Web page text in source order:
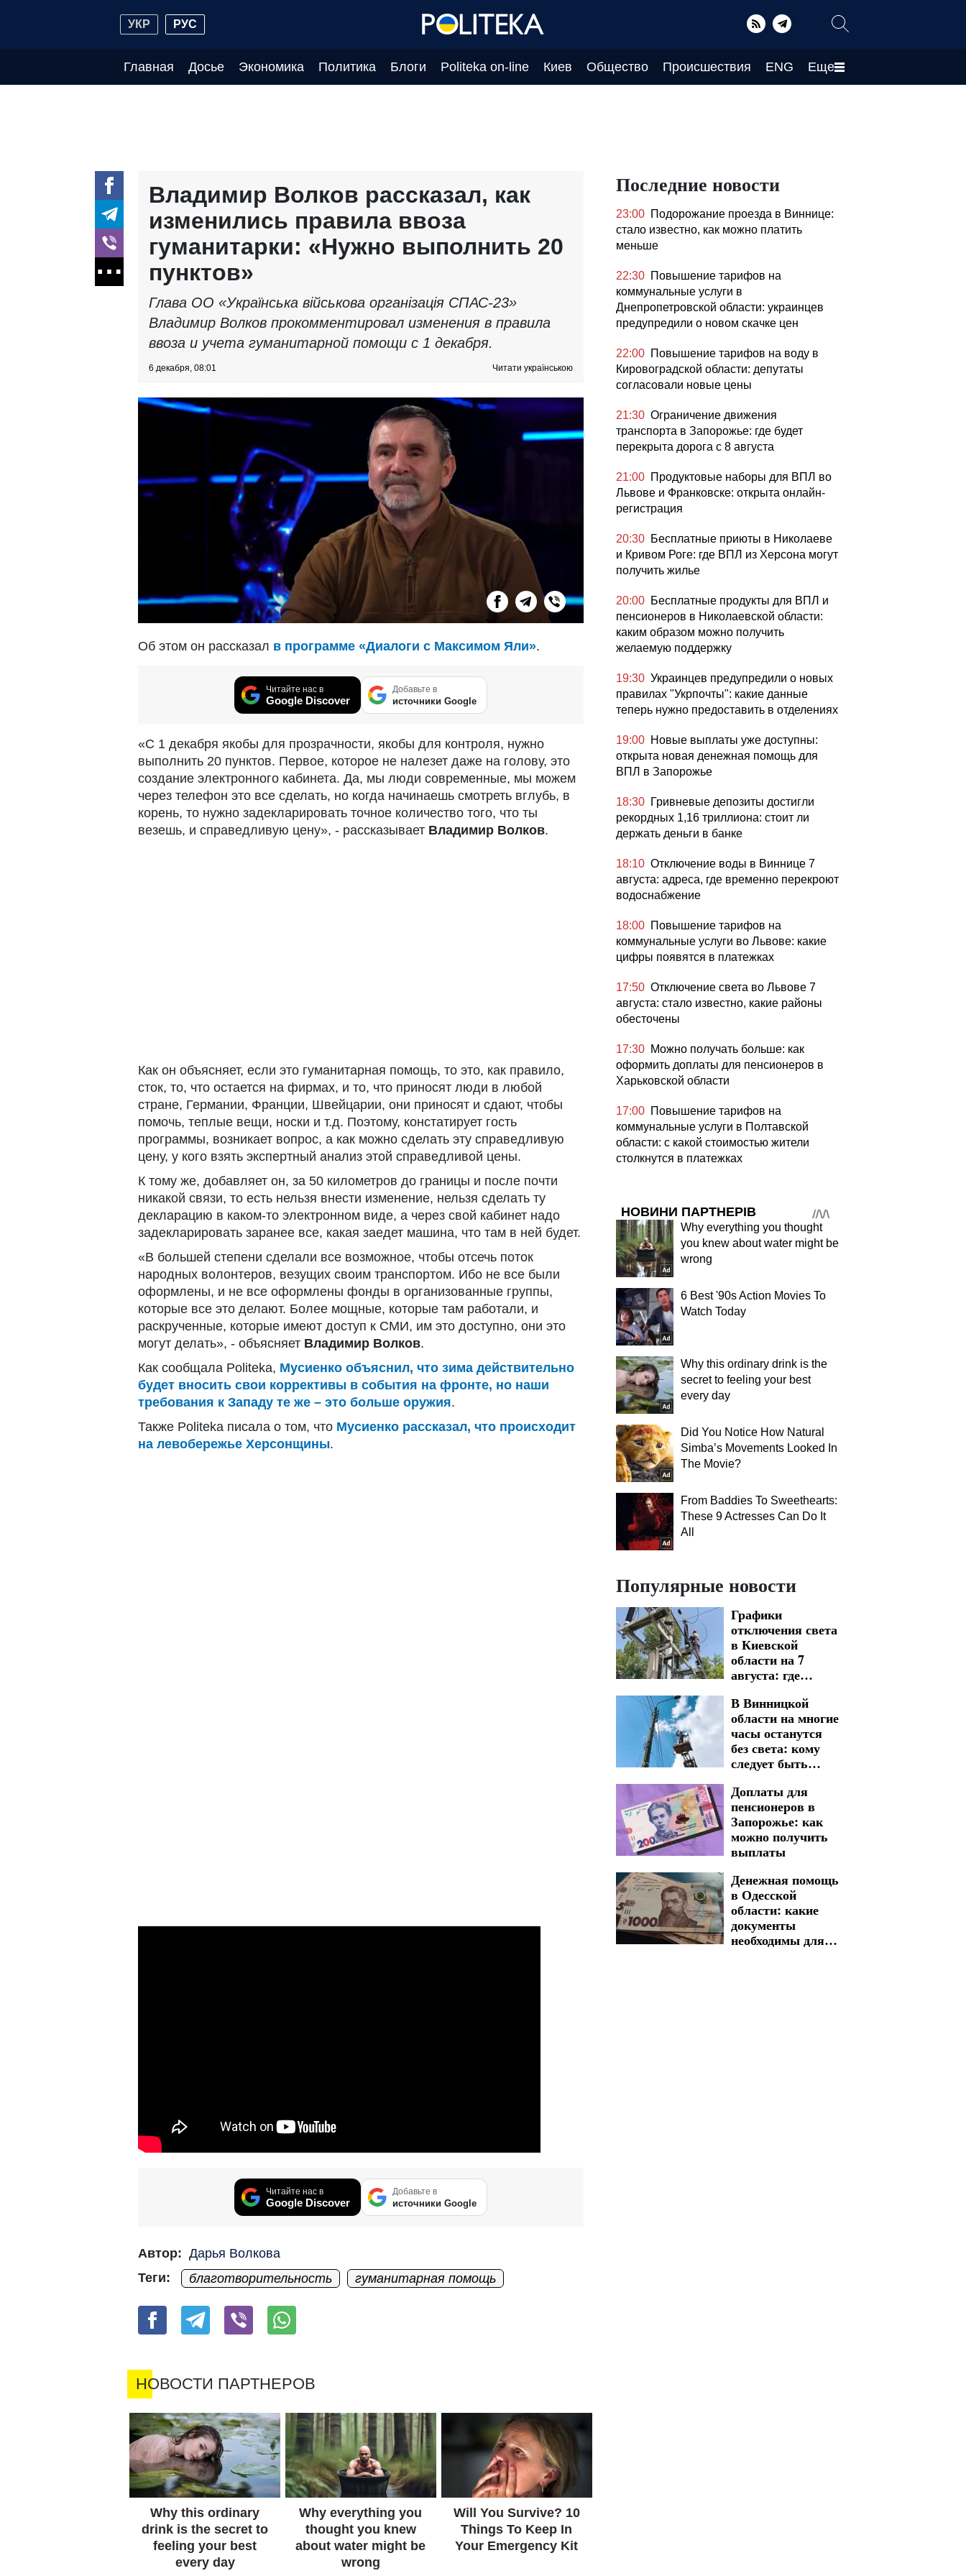
УКР РУС
Главная Досье Экономика Политика Блоги Politeka on-line Киев Общество Происшествия ENG Еще
Владимир Волков рассказал, как
изменились правила ввоза
гуманитарки: «Нужно выполнить 20
пунктов»
Глава ОО «Українська військова організація СПАС-23»
Владимир Волков прокомментировал изменения в правила
ввоза и учета гуманитарной помощи с 1 декабря.
6 декабря, 08:01 Читати українською
Об этом он рассказал в программе «Диалоги с Максимом Яли».
Читайте нас в
Google Discover
Добавьте в
источники Google
«С 1 декабря якобы для прозрачности, якобы для контроля, нужно
выполнить 20 пунктов. Первое, которое не налезет даже на голову, это
создание электронного кабинета. Да, мы люди современные, мы можем
через телефон это все сделать, но когда начинаешь смотреть вглубь, в
корень, то нужно задекларировать точное количество того, что ты
везешь, и справедливую цену», - рассказывает Владимир Волков.
Как он объясняет, если это гуманитарная помощь, то это, как правило,
сток, то, что остается на фирмах, и то, что приносят люди в любой
стране, Германии, Франции, Швейцарии, они приносят и сдают, чтобы
помочь, теплые вещи, носки и т.д. Поэтому, констатирует гость
программы, возникает вопрос, а как можно сделать эту справедливую
цену, у кого взять экспертный анализ этой справедливой цены.
К тому же, добавляет он, за 50 километров до границы и после почти
никакой связи, то есть нельзя внести изменение, нельзя сделать ту
декларацию в каком-то электронном виде, а через свой кабинет надо
задекларировать заранее все, какая заедет машина, что там в ней будет.
«В большей степени сделали все возможное, чтобы отсечь поток
народных волонтеров, везущих своим транспортом. Ибо не все были
оформлены, и не все оформлены фонды в организованные группы,
которые все это делают. Более мощные, которые там работали, и
раскрученные, которые имеют доступ к СМИ, им это доступно, они это
могут делать», - объясняет Владимир Волков.
Как сообщала Politeka, Мусиенко объяснил, что зима действительно
будет вносить свои коррективы в события на фронте, но наши
требования к Западу те же – это больше оружия.
Также Politeka писала о том, что Мусиенко рассказал, что происходит
на левобережье Херсонщины.
Читайте нас в
Google Discover
Добавьте в
источники Google
Автор: Дарья Волкова
Теги:
благотворительность гуманитарная помощь
Последние новости
23:00 Подорожание проезда в Виннице:
стало известно, как можно платить
меньше
22:30 Повышение тарифов на
коммунальные услуги в
Днепропетровской области: украинцев
предупредили о новом скачке цен
22:00 Повышение тарифов на воду в
Кировоградской области: депутаты
согласовали новые цены
21:30 Ограничение движения
транспорта в Запорожье: где будет
перекрыта дорога с 8 августа
21:00 Продуктовые наборы для ВПЛ во
Львове и Франковске: открыта онлайн-
регистрация
20:30 Бесплатные приюты в Николаеве
и Кривом Роге: где ВПЛ из Херсона могут
получить жилье
20:00 Бесплатные продукты для ВПЛ и
пенсионеров в Николаевской области:
каким образом можно получить
желаемую поддержку
19:30 Украинцев предупредили о новых
правилах "Укрпочты": какие данные
теперь нужно предоставить в отделениях
19:00 Новые выплаты уже доступны:
открыта новая денежная помощь для
ВПЛ в Запорожье
18:30 Гривневые депозиты достигли
рекордных 1,16 триллиона: стоит ли
держать деньги в банке
18:10 Отключение воды в Виннице 7
августа: адреса, где временно перекроют
водоснабжение
18:00 Повышение тарифов на
коммунальные услуги во Львове: какие
цифры появятся в платежках
17:50 Отключение света во Львове 7
августа: стало известно, какие районы
обесточены
17:30 Можно получать больше: как
оформить доплаты для пенсионеров в
Харьковской области
17:00 Повышение тарифов на
коммунальные услуги в Полтавской
области: с какой стоимостью жители
столкнутся в платежках
НОВИНИ ПАРТНЕРІВ
Why everything you thought
you knew about water might be
wrong
6 Best '90s Action Movies To
Watch Today
Why this ordinary drink is the
secret to feeling your best
every day
Did You Notice How Natural
Simba’s Movements Looked In
The Movie?
From Baddies To Sweethearts:
These 9 Actresses Can Do It
All
Популярные новости
Графики
отключения света
в Киевской
области на 7
августа: где
готовыми к
длительным
неудобствам
В Винницкой
области на многие
часы останутся
без света: кому
следует быть
графикам
отключения на 7
августа
Доплаты для
пенсионеров в
Запорожье: как
можно получить
выплаты
Денежная помощь
в Одесской
области: какие
документы
необходимы для